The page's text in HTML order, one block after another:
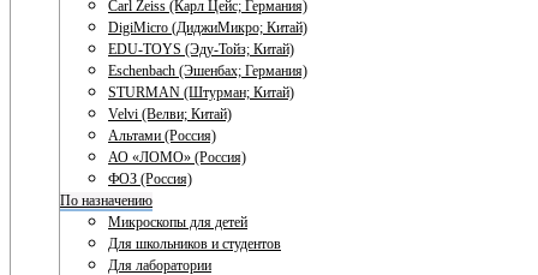
Carl Zeiss (Карл Цейс; Германия)
DigiMicro (ДиджиМикро; Китай)
EDU-TOYS (Эду-Тойз; Китай)
Eschenbach (Эшенбах; Германия)
STURMAN (Штурман; Китай)
Velvi (Велви; Китай)
Альтами (Россия)
АО «ЛОМО» (Россия)
ФОЗ (Россия)
По назначению
Микроскопы для детей
Для школьников и студентов
Для лаборатории